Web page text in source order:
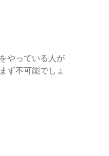
やっている人が
ず不可能でしょ